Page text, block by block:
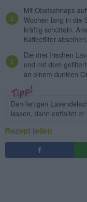
Mit Obstschnaps
Wochen lang in die
kräftig schütteln.
Kaffeefilter abseihen.
Die drei frischen
und mit dem
an einem dunklen
Den fertigen
lassen, dann entfaltet
Rezept teilen